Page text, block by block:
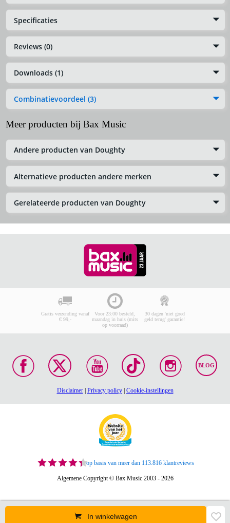
Specificaties
Reviews (0)
Downloads (1)
Combinatievoordeel (3)
Meer producten bij Bax Music
Andere producten van Doughty
Alternatieve producten andere merken
Gerelateerde producten van Doughty
In winkelwagen
Gratis verzending vanaf
€ 99,-
Voor 23:00 besteld,
maandag in huis (mits
op voorraad)
30 dagen 'niet goed
geld terug' garantie!
BLOG
Disclaimer| Privacy policy| Cookie-instellingen
op basis van meer dan 113.816 klantreviews
Algemene Copyright © Bax Music 2003 - 2026